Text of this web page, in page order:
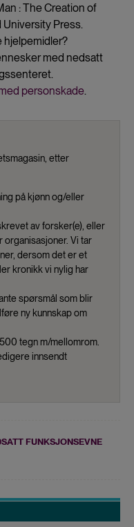
: The Creation of
Press.
hjelpemidler?
med nedsatt
personskade.
etter
på kjønn og/eller
av forsker(e), eller
Vi tar
dersom det er et
kronikk vi nylig har
spørsmål som blir
ny kunnskap om
tegn m/mellomrom.
innsendt
FUNKSJONSEVNE